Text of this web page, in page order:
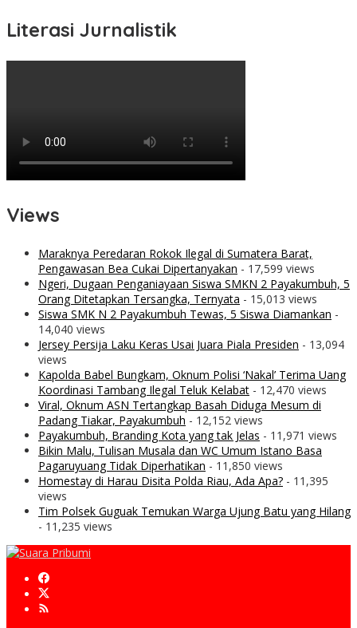
Literasi Jurnalistik
Views
Maraknya Peredaran Rokok Ilegal di Sumatera Barat,
Pengawasan Bea Cukai Dipertanyakan - 17,599 views
Ngeri, Dugaan Penganiayaan Siswa SMKN 2 Payakumbuh, 5
Orang Ditetapkan Tersangka, Ternyata - 15,013 views
Siswa SMK N 2 Payakumbuh Tewas, 5 Siswa Diamankan -
14,040 views
Jersey Persija Laku Keras Usai Juara Piala Presiden - 13,094
views
Kapolda Babel Bungkam, Oknum Polisi ‘Nakal’ Terima Uang
Koordinasi Tambang Ilegal Teluk Kelabat - 12,470 views
Viral, Oknum ASN Tertangkap Basah Diduga Mesum di
Padang Tiakar, Payakumbuh - 12,152 views
Payakumbuh, Branding Kota yang tak Jelas - 11,971 views
Bikin Malu, Tulisan Musala dan WC Umum Istano Basa
Pagaruyuang Tidak Diperhatikan - 11,850 views
Homestay di Harau Disita Polda Riau, Ada Apa? - 11,395
views
Tim Polsek Guguak Temukan Warga Ujung Batu yang Hilang
- 11,235 views